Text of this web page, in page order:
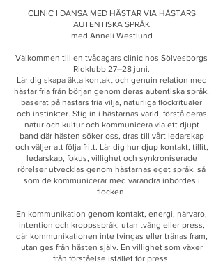
CLINIC I DANSA MED HÄSTAR VIA HÄSTARS
AUTENTISKA SPRÅK
med Anneli Westlund
Välkommen till en tvådagars clinic hos Sölvesborgs
Ridklubb 27–28 juni.
Lär dig skapa äkta kontakt och genuin relation med
hästar fria från början genom deras autentiska språk,
baserat på hästars fria vilja, naturliga flockritualer
och instinkter. Stig in i hästarnas värld, förstå deras
natur och kultur och kommunicera via ett djupt
band där hästen söker oss, dras till vårt ledarskap
och väljer att följa fritt. Lär dig hur djup kontakt, tillit,
ledarskap, fokus, villighet och synkroniserade
rörelser utvecklas genom hästarnas eget språk, så
som de kommunicerar med varandra inbördes i
flocken.
En kommunikation genom kontakt, energi, närvaro,
intention och kroppsspråk, utan tvång eller press,
där kommunikationen inte tvingas eller tränas fram,
utan ges från hästen själv. En villighet som växer
från förståelse istället för press.